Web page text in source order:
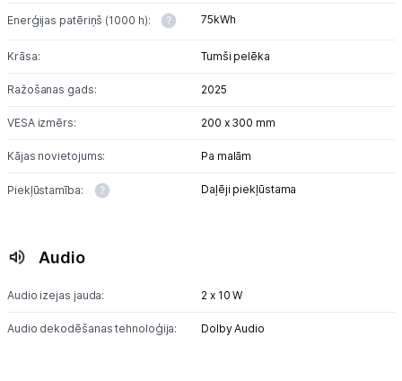
Enerģijas patēriņš (1000 h): 75kWh
Krāsa: Tumši pelēka
Ražošanas gads: 2025
VESA izmērs: 200 x 300 mm
Kājas novietojums: Pa malām
Piekļūstamība: Daļēji piekļūstama
Audio
Audio izejas jauda: 2 x 10 W
Audio dekodēšanas tehnoloģija: Dolby Audio